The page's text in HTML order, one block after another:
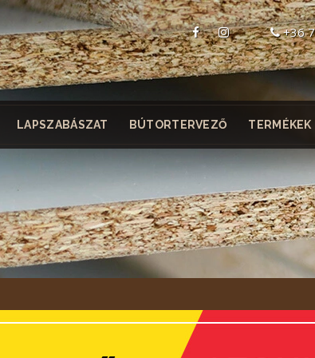
+36
LAPSZABÁSZAT BÚTORTERVEZŐ TERMÉKEK